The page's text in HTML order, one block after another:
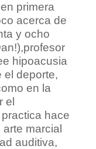
primera
acerca de
y ocho
hipoacusia
el deporte,
en la
el
hace
marcial
auditiva,